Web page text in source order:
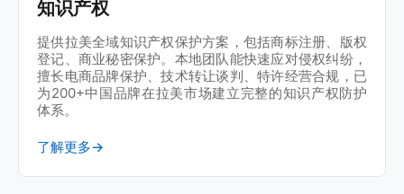
知识产权
提供拉美全域知识产权保护方案，包括商标注册、版权
登记、商业秘密保护。本地团队能快速应对侵权纠纷，
擅长电商品牌保护、技术转让谈判、特许经营合规，已
为200+中国品牌在拉美市场建立完整的知识产权防护
体系。
了解更多→